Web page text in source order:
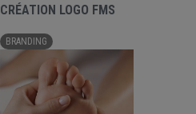
CRÉATION LOGO FMS
BRANDING